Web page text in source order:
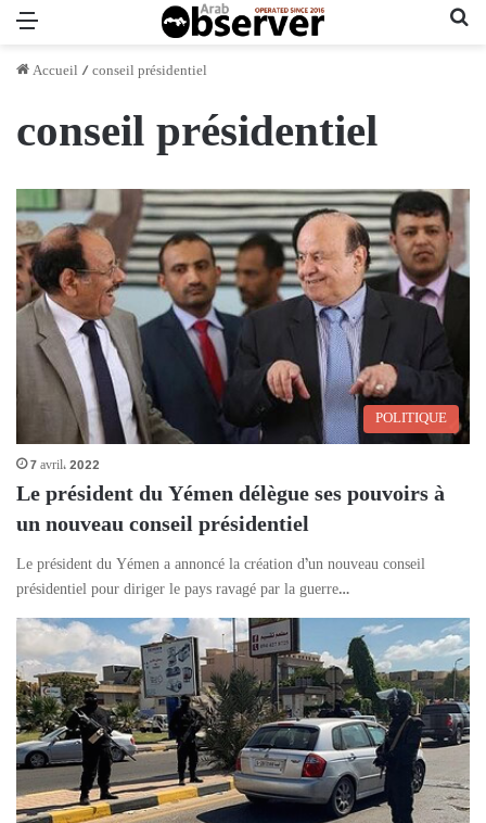
Accueil /conseil présidentiel
conseil présidentiel
POLITIQUE
7 avril، 2022
Le président du Yémen délègue ses pouvoirs à
un nouveau conseil présidentiel
Le président du Yémen a annoncé la création d’un nouveau conseil
présidentiel pour diriger le pays ravagé par la guerre…